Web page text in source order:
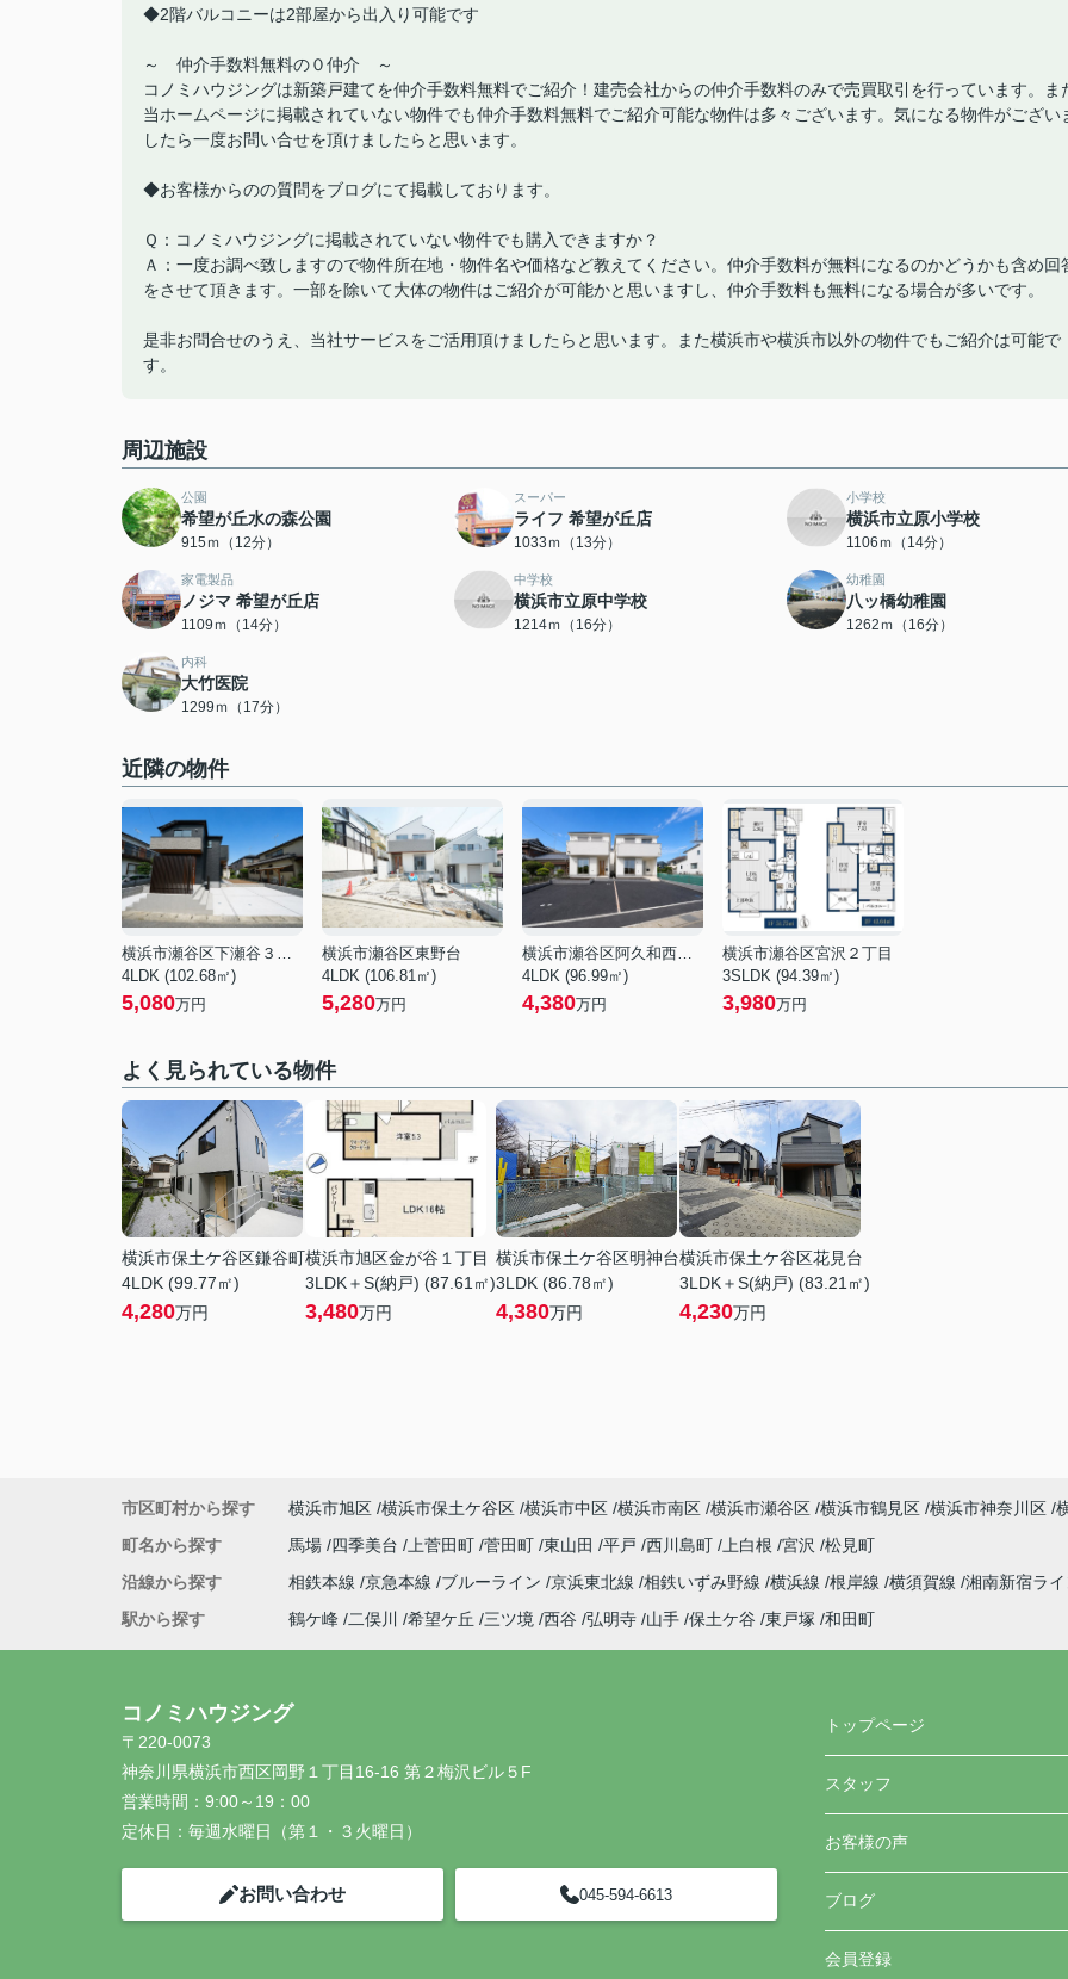
◆2階バルコニーは2部屋から出入り可能です
～ 仲介手数料無料の０仲介 ～
コノミハウジングは新築戸建てを仲介手数料無料でご紹介！建売会社からの仲介手数料のみで売買取引を行っています。ま
当ホームページに掲載されていない物件でも仲介手数料無料でご紹介可能な物件は多々ございます。気になる物件がござい
したら一度お問い合せを頂けましたらと思います。
◆お客様からのの質問をブログにて掲載しております。
Ｑ：コノミハウジングに掲載されていない物件でも購入できますか？
Ａ：一度お調べ致しますので物件所在地・物件名や価格など教えてください。仲介手数料が無料になるのかどうかも含め回
をさせて頂きます。一部を除いて大体の物件はご紹介が可能かと思いますし、仲介手数料も無料になる場合が多いです。
是非お問合せのうえ、当社サービスをご活用頂けましたらと思います。また横浜市や横浜市以外の物件でもご紹介は可能で
す。
周辺施設
公園
希望が丘水の森公園
915ｍ（12分）
スーパー
ライフ 希望が丘店
1033ｍ（13分）
小学校
横浜市立原小学校
1106ｍ（14分）
家電製品
ノジマ 希望が丘店
1109ｍ（14分）
中学校
横浜市立原中学校
1214ｍ（16分）
幼稚園
八ッ橋幼稚園
1262ｍ（16分）
内科
大竹医院
1299ｍ（17分）
近隣の物件
横浜市瀬谷区下瀬谷３丁目
4LDK (102.68㎡)
5,080万円
横浜市瀬谷区東野台
4LDK (106.81㎡)
5,280万円
横浜市瀬谷区阿久和西４丁目
4LDK (96.99㎡)
4,380万円
横浜市瀬谷区宮沢２丁目
3SLDK (94.39㎡)
3,980万円
よく見られている物件
横浜市保土ケ谷区鎌谷町
4LDK (99.77㎡)
4,280万円
横浜市旭区金が谷１丁目
3LDK＋S(納戸) (87.61㎡)
3,480万円
横浜市保土ケ谷区明神台
3LDK (86.78㎡)
4,380万円
横浜市保土ケ谷区花見台
3LDK＋S(納戸) (83.21㎡)
4,230万円
市区町村から探す 横浜市旭区 横浜市保土ケ谷区 横浜市中区 横浜市南区 横浜市瀬谷区 横浜市鶴見区 横浜市神奈川区
町名から探す
馬場 四季美台 上菅田町 菅田町 東山田 平戸 西川島町 上白根 宮沢
松見町
沿線から探す
相鉄本線 京急本線 ブルーライン 京浜東北線 相鉄いずみ野線 横浜線 根岸線 横須賀線 湘南新宿ラ
駅から探す
鶴ケ峰 二俣川 希望ケ丘 三ツ境 西谷 弘明寺 山手 保土ケ谷 東戸塚 和田町
コノミハウジング
〒220-0073
神奈川県横浜市西区岡野１丁目16-16 第２梅沢ビル５F
営業時間： 9:00～19：00
定休日： 毎週水曜日（第１・３火曜日）
お問い合わせ 045-594-6613
トップページ
スタッフ
お客様の声
ブログ
会員登録